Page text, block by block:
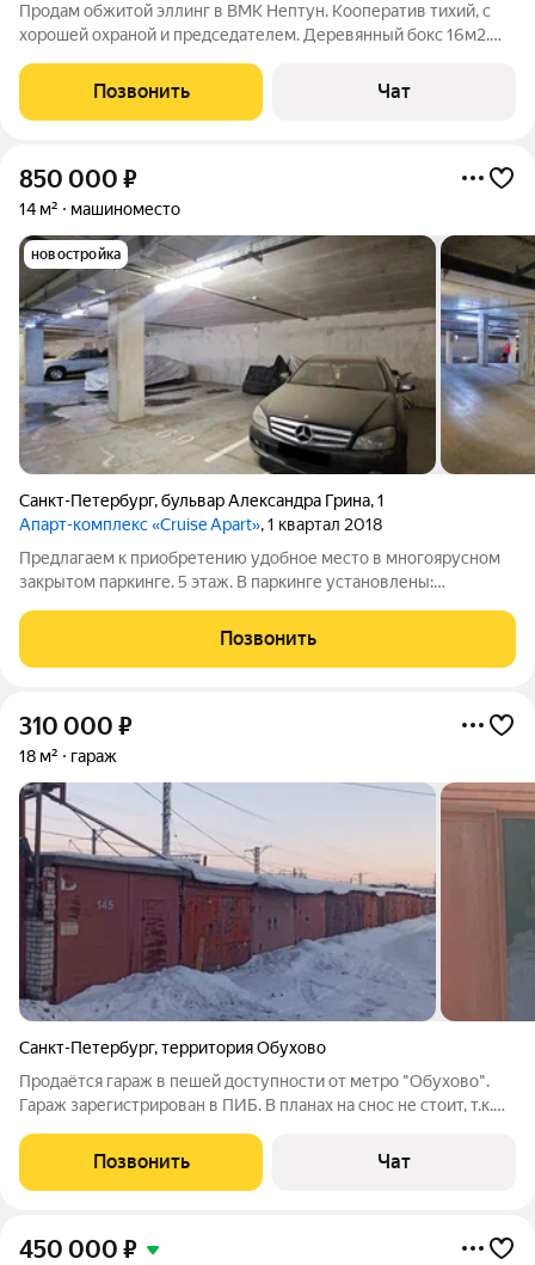
Продам обжитой эллинг в ВМК Нептун. Кооператив тихий, с
хорошей охраной и председателем. Деревянный бокс 16м2.
кооператива на 49лет. В 30 метрах от охраны. 2я линия от
причалов. Тихая улочка.
Позвонить Чат
850 000 ₽
14 м² машиноместо
новостройка
Санкт-Петербург,бульвар Александра Грина,1
Апарт-комплекс «Cruise Apart», 1 квартал 2018
Предлагаем к приобретению удобное место в многоярусном
закрытом паркинге. 5 этаж. В паркинге установлены:
сигнализация, производится регулярная уборка.
Круглосуточный доступ по брелку. Два лифта. 3
Позвонить
310 000 ₽
18 м² гараж
Санкт-Петербург,территория Обухово
Продаётся гараж в пешей доступности от метро "Обухово".
Гараж зарегистрирован в ПИБ. В планах на снос не стоит, т.к.
Территория охраняемая, заасфальтированная, снег зимой
чистится.
Позвонить Чат
450 000 ₽